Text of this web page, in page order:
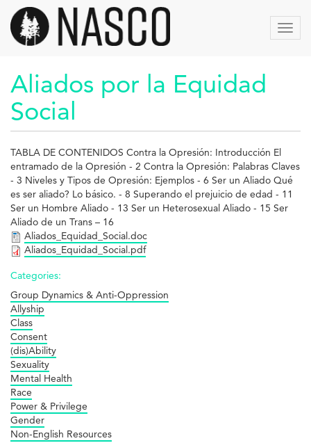
Aller
contenu
principal
Aliados por la Equidad
Social
TABLA DE CONTENIDOS Contra la Opresión: Introducción El
entramado de la Opresión - 2 Contra la Opresión: Palabras Claves
- 3 Niveles y Tipos de Opresión: Ejemplos - 6 Ser un Aliado Qué
es ser aliado? Lo básico. - 8 Superando el prejuicio de edad - 11
Ser un Hombre Aliado - 13 Ser un Heterosexual Aliado - 15 Ser
Aliado de un Trans – 16
Aliados_Equidad_Social.doc
Aliados_Equidad_Social.pdf
Categories:
Group Dynamics & Anti-Oppression
Allyship
Class
Consent
(dis)Ability
Sexuality
Mental Health
Race
Power & Privilege
Gender
Non-English Resources